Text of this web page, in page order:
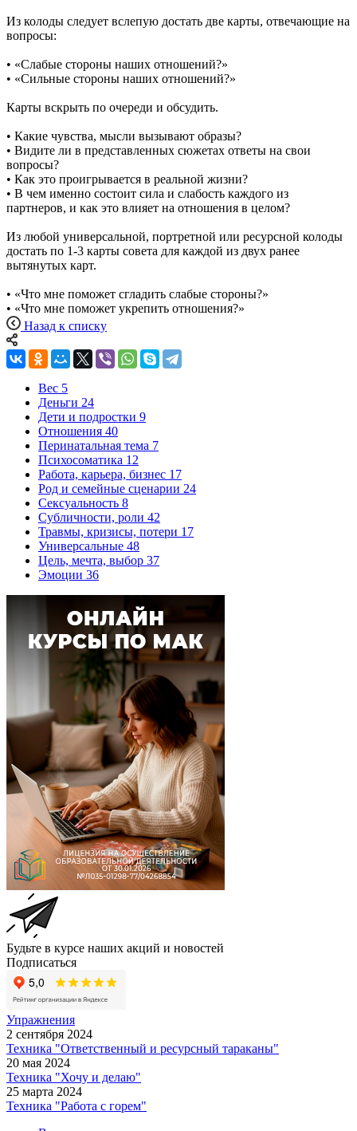
Из колоды следует вслепую достать две карты, отвечающие на
вопросы:
• «Слабые стороны наших отношений?»
• «Сильные стороны наших отношений?»
Карты вскрыть по очереди и обсудить.
• Какие чувства, мысли вызывают образы?
• Видите ли в представленных сюжетах ответы на свои
вопросы?
• Как это проигрывается в реальной жизни?
• В чем именно состоит сила и слабость каждого из
партнеров, и как это влияет на отношения в целом?
Из любой универсальной, портретной или ресурсной колоды
достать по 1-3 карты совета для каждой из двух ранее
вытянутых карт.
• «Что мне поможет сгладить слабые стороны?»
• «Что мне поможет укрепить отношения?»
Назад к списку
Вес 5
Деньги 24
Дети и подростки 9
Отношения 40
Перинатальная тема 7
Психосоматика 12
Работа, карьера, бизнес 17
Род и семейные сценарии 24
Сексуальность 8
Субличности, роли 42
Травмы, кризисы, потери 17
Универсальные 48
Цель, мечта, выбор 37
Эмоции 36
Будьте в курсе наших акций и новостей
Подписаться
Упражнения
2 сентября 2024
Техника "Ответственный и ресурсный тараканы"
20 мая 2024
Техника "Хочу и делаю"
25 марта 2024
Техника "Работа с горем"